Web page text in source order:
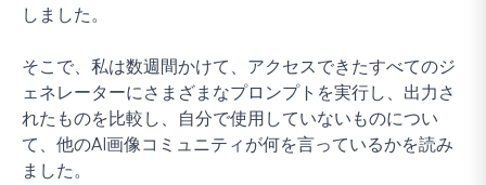
しました。
そこで、私は数週間かけて、アクセスできたすべてのジ
ェネレーターにさまざまなプロンプトを実行し、出力さ
れたものを比較し、自分で使用していないものについ
て、他のAI画像コミュニティが何を言っているかを読み
ました。